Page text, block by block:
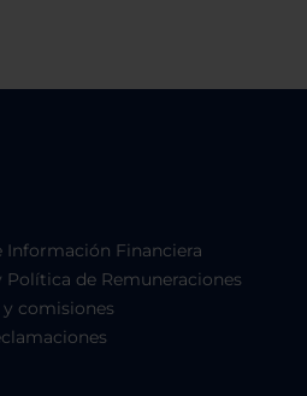
Financiera
de Remuneraciones
comisiones